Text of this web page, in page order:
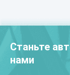
Станьте
нами